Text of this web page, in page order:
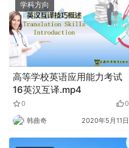
学科方向
高等学校英语应用能力考试
16英汉互译.mp4
0 0
韩曲奇 2020年5月11日